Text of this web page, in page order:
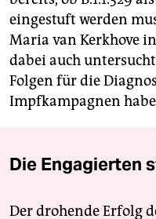
eingestuft werden
Maria van Kerkhove
dabei auch
Folgen für die
Impfkampagnen
Die Engagierten
Der drohende Erfolg